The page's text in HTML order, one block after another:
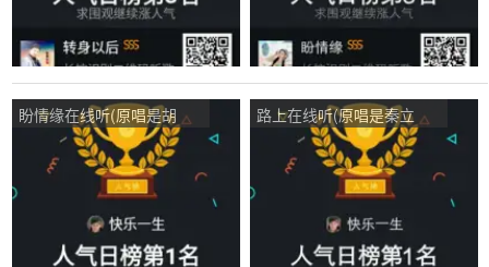
盼情缘在线听(原唱是胡
洁)，快乐一生演唱点播:50
路上在线听(原唱是秦立
新)，快乐一生演唱点播:29